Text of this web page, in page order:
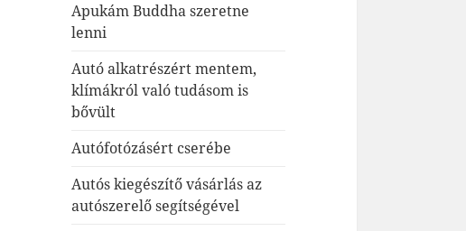
Apukám Buddha szeretne
lenni
Autó alkatrészért mentem,
klímákról való tudásom is
bővült
Autófotózásért cserébe
Autós kiegészítő vásárlás az
autószerelő segítségével